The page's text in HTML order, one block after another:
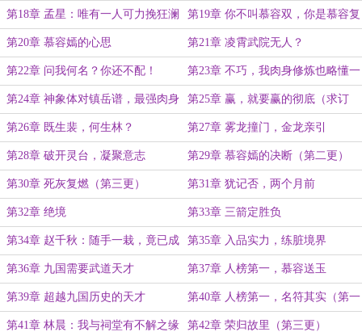
甘情愿
第18章 孟星：唯有一人可力挽狂澜 第19章 你不叫慕容双，你是慕容复
第20章 慕容嫣的心思 第21章 凌霄武院无人？
第22章 问我何名？你还不配！ 第23章 不巧，我肉身修炼也略懂一
些
第24章 神象体对镇岳谱，最强肉身
之战
第25章 赢，就要赢的彻底（求订
阅）
第26章 既生裴，何生林？ 第27章 雾龙撞门，金龙亲引
第28章 破开灵台，凝聚意志 第29章 慕容嫣的决断（第二更）
第30章 死灰复燃（第三更） 第31章 犹记否，两个月前
第32章 绝境 第33章 三箭定胜负
第34章 赵千秋：随手一栽，竟已成
林
第35章 入品实力，练脏境界
第36章 九国需要武道天才 第37章 人榜第一，慕容送玉
第39章 超越九国历史的天才 第40章 人榜第一，名符其实（第一
更）
第41章 林晨：我与祠堂有不解之缘 第42章 荣归故里（第三更）